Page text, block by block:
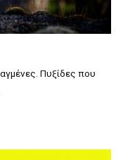
Πυξίδες που